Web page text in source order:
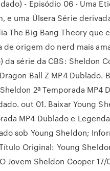
- Episódio 06 - Uma
e uma Úlsera Série
The Big Bang Theory que
de origem do nerd mais
da série da CBS: Sheldon
Ball Z MP4 Dublado.
2ª Temporada MP4
out 01. Baixar Young
MP4 Dublado e
sob Young Sheldon;
Original: Young
Jovem Sheldon Cooper 17/